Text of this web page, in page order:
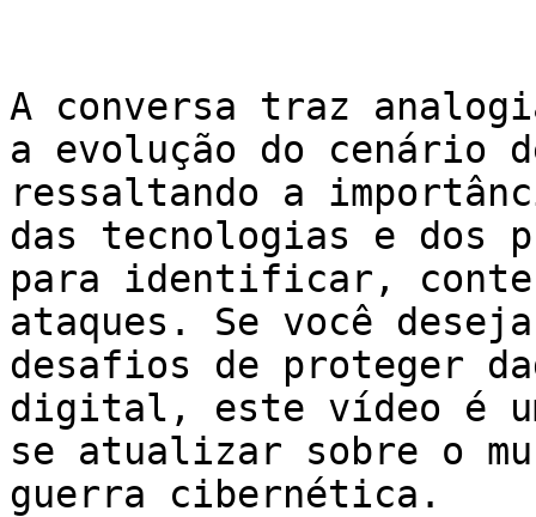
A conversa traz
a evolução do cenário
ressaltando a
das tecnologias e dos
para identificar,
ataques. Se você
desafios de proteger
digital, este vídeo é
se atualizar sobre o
guerra cibernética.